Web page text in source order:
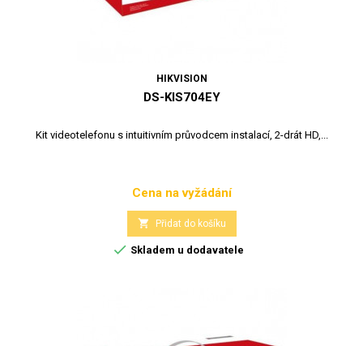
HIKVISION
DS-KIS704EY
Kit videotelefonu s intuitivním průvodcem instalací, 2-drát HD,...
Cena
Cena na vyžádání
 Přidat do košíku
 Skladem u dodavatele